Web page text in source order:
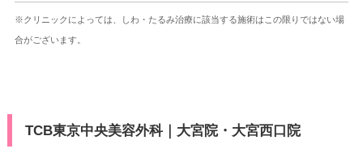
※クリニックによっては、しわ・たるみ治療に該当する施術はこの限りではない場
合がございます。
TCB東京中央美容外科｜大宮院・大宮西口院